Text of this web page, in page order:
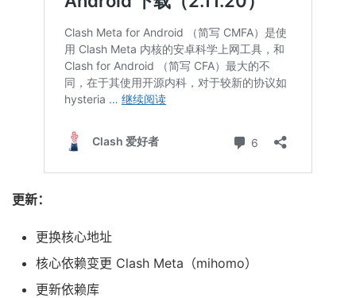
更新：
更换核心地址
核心依赖变更 Clash Meta（mihomo）
更新依赖库